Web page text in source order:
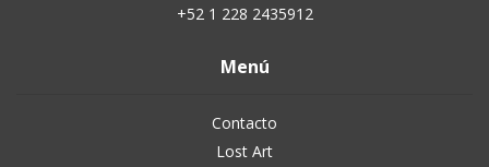
+52 1 228 2435912
Menú
Contacto
Lost Art